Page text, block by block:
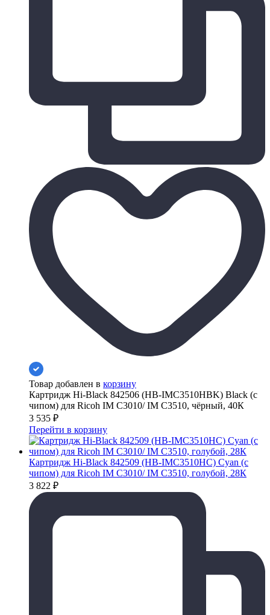
Товар добавлен в корзину
Картридж Hi-Black 842506 (HB-IMC3510HBK) Black (с
чипом) для Ricoh IM C3010/ IM C3510, чёрный, 40К
3 535 ₽
Перейти в корзину
Картридж Hi-Black 842509 (HB-IMC3510HC) Cyan (с
чипом) для Ricoh IM C3010/ IM C3510, голубой, 28К
3 822 ₽